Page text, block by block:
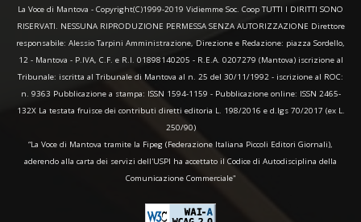
La Voce di Mantova - Copyright(C)1999-2019 Vidiemme Soc. Coop TUTTI I DIRITTI SONO
RISERVATI. NESSUNA RIPRODUZIONE PERMESSA SENZA AUTORIZZAZIONE Direttore
responsabile: Alessio Tarpini Amministrazione, Direzione e Redazione: piazza Sordello,
12 - Mantova - P.IVA, C.F. e R.I. 01898140205 - R.E.A. 0207279 (Mantova) iscrizione al
Tribunale: iscritta al Tribunale di Mantova al n. 25 del 30/11/1992 - iscrizione al ROC:
n. 9363 Pubblicazione a stampa: ISSN 1594-1159 - Pubblicazione online: ISSN 2465-
132X La testata fruisce dei contributi diretti editoria L. 198/2016 e d.lgs 70/2017 (ex L.
250/90)
“La Voce di Mantova tramite la Fipeg (Federazione Italiana Piccoli Editori Giornali),
aderendo alla carta dei servizi dell'USPI ha accettato il Codice di Autodisciplina della
Comunicazione Commerciale"